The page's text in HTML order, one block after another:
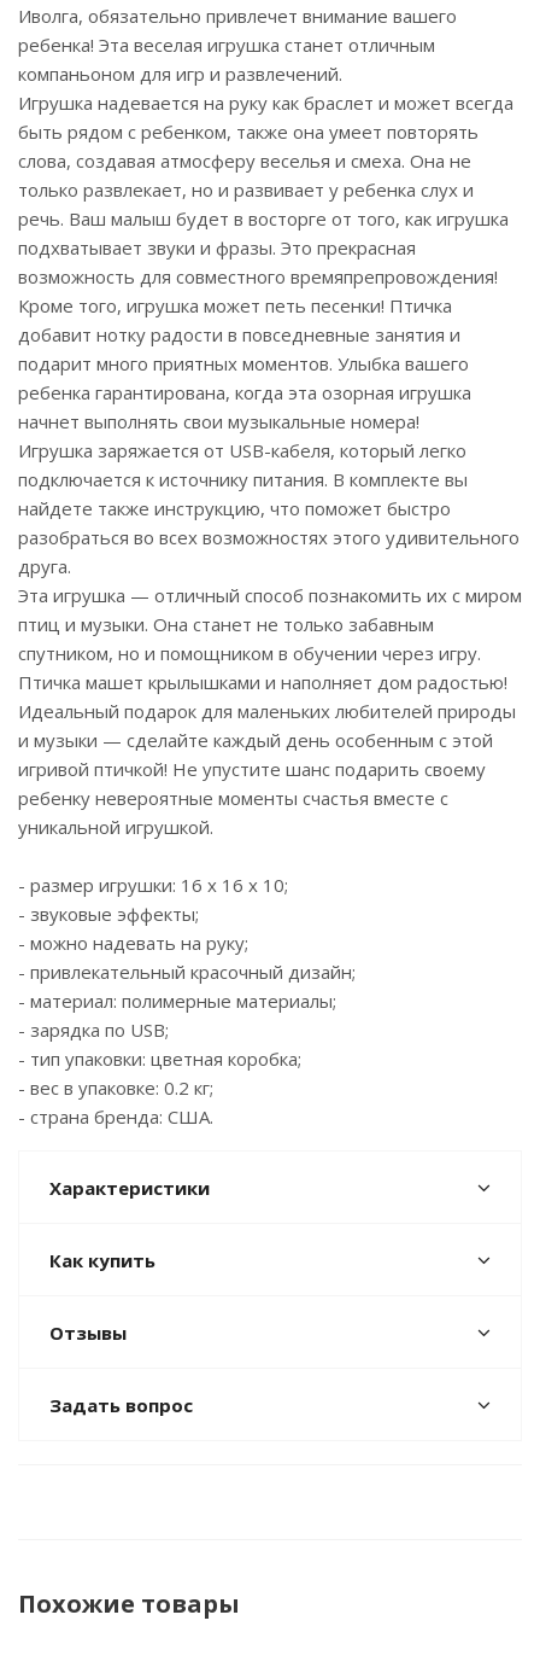
Иволга, обязательно привлечет внимание вашего
ребенка! Эта веселая игрушка станет отличным
компаньоном для игр и развлечений.
Игрушка надевается на руку как браслет и может всегда
быть рядом с ребенком, также она умеет повторять
слова, создавая атмосферу веселья и смеха. Она не
только развлекает, но и развивает у ребенка слух и
речь. Ваш малыш будет в восторге от того, как игрушка
подхватывает звуки и фразы. Это прекрасная
возможность для совместного времяпрепровождения!
Кроме того, игрушка может петь песенки! Птичка
добавит нотку радости в повседневные занятия и
подарит много приятных моментов. Улыбка вашего
ребенка гарантирована, когда эта озорная игрушка
начнет выполнять свои музыкальные номера!
Игрушка заряжается от USB-кабеля, который легко
подключается к источнику питания. В комплекте вы
найдете также инструкцию, что поможет быстро
разобраться во всех возможностях этого удивительного
друга.
Эта игрушка — отличный способ познакомить их с миром
птиц и музыки. Она станет не только забавным
спутником, но и помощником в обучении через игру.
Птичка машет крылышками и наполняет дом радостью!
Идеальный подарок для маленьких любителей природы
и музыки — сделайте каждый день особенным с этой
игривой птичкой! Не упустите шанс подарить своему
ребенку невероятные моменты счастья вместе с
уникальной игрушкой.
- размер игрушки: 16 х 16 х 10;
- звуковые эффекты;
- можно надевать на руку;
- привлекательный красочный дизайн;
- материал: полимерные материалы;
- зарядка по USB;
- тип упаковки: цветная коробка;
- вес в упаковке: 0.2 кг;
- страна бренда: США.
Характеристики
Как купить
Отзывы
Задать вопрос
Похожие товары